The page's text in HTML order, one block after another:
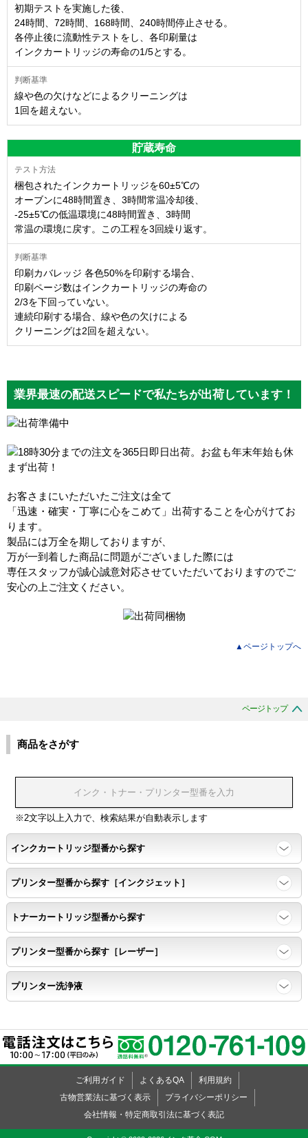
初期テストを実施した後、
24時間、72時間、168時間、240時間停止させる。
各停止後に流動性テストをし、各印刷量は
インクカートリッジの寿命の1/5とする。
線や色の欠けなどによるクリーニングは
1回を超えない。
貯蔵寿命
梱包されたインクカートリッジを60±5℃の
オーブンに48時間置き、3時間常温冷却後、
-25±5℃の低温環境に48時間置き、3時間
常温の環境に戻す。この工程を3回繰り返す。
印刷カバレッジ 各色50%を印刷する場合、
印刷ページ数はインクカートリッジの寿命の
2/3を下回っていない。
連続印刷する場合、線や色の欠けによる
クリーニングは2回を超えない。
業界最速の配送スピードで私たちが出荷しています！
お客さまにいただいたご注文は全て
「迅速・確実・丁寧に心をこめて」出荷することを心がけてお
ります。
製品には万全を期しておりますが、
万が一到着した商品に問題がございました際には
専任スタッフが誠心誠意対応させていただいておりますのでご
安心の上ご注文ください。
▲ページトップへ
ページトップ
商品をさがす
※2文字以上入力で、検索結果が自動表示します
インクカートリッジ型番から探す
プリンター型番から探す［インクジェット］
トナーカートリッジ型番から探す
プリンター型番から探す［レーザー］
プリンター洗浄液
ご利用ガイド よくあるQA
利用規約
古物営業法に基づく表示
プライバシーポリシー
会社情報・特定商取引法に基づく表記